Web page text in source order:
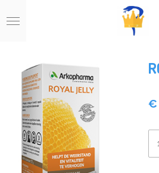
direct
hoofdinhoud
€